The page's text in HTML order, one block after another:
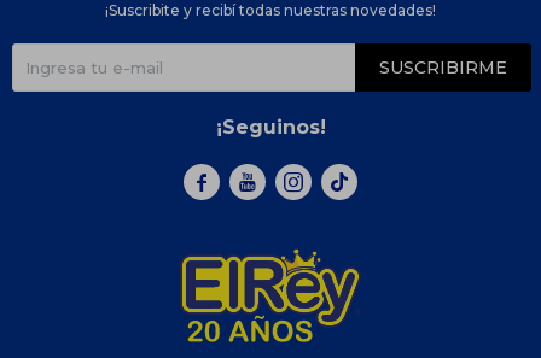
¡Suscribite y recibí todas nuestras novedades!
SUSCRIBIRME
¡Seguinos!
  